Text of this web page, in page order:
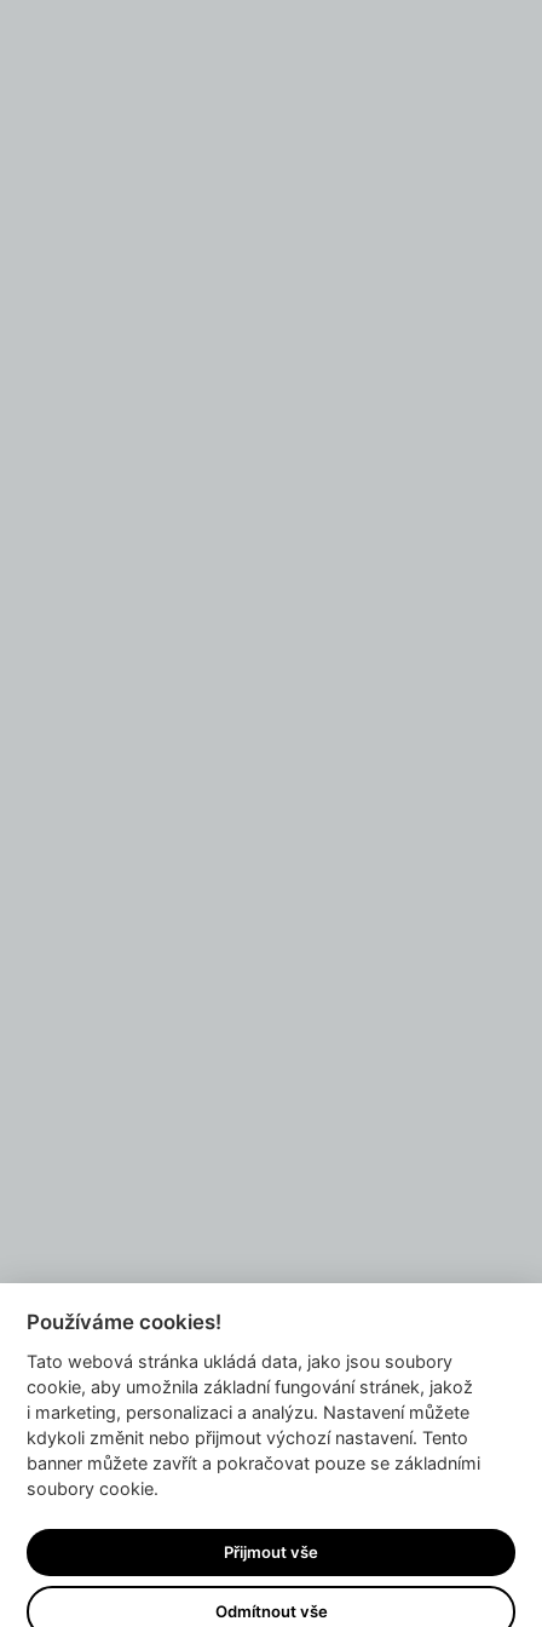
info@dyzajnmarket.com
Mujmarket s.r.o.
Buzulucká 569/10
160 00 Praha 6
DIČ CZ04980913
Používáme cookies!
Tato webová stránka ukládá data, jako jsou soubory
cookie, aby umožnila základní fungování stránek, jakož
i marketing, personalizaci a analýzu. Nastavení můžete
kdykoli změnit nebo přijmout výchozí nastavení. Tento
banner můžete zavřít a pokračovat pouze se základními
soubory cookie.
Přijmout vše
Odmítnout vše